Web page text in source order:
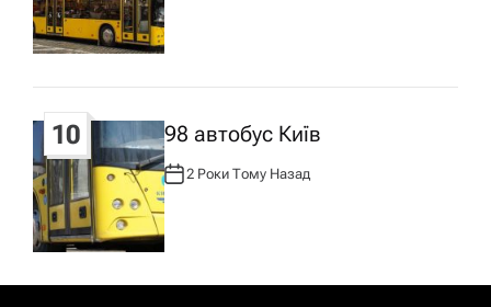
Т
О
Р
:
10 98 автобус Київ
А
В
Т
О
Р
:
2 Роки Тому Назад